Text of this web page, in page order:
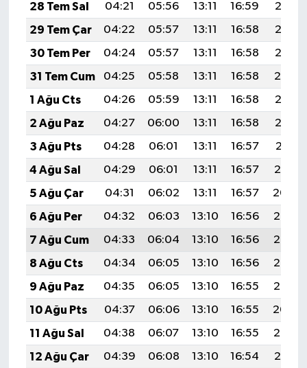
28 Tem Sal
04:21 05:56 13:11 16:59
20:16
29 Tem Çar
04:22 05:57 13:11 16:58
20:15
30 Tem Per
04:24 05:57 13:11 16:58
20:15
31 Tem Cum
04:25 05:58 13:11 16:58
20:14
1 Ağu Cts
04:26 05:59 13:11 16:58
20:13
2 Ağu Paz
04:27 06:00 13:11 16:58
20:12
3 Ağu Pts
04:28 06:01 13:11 16:57
20:11
4 Ağu Sal
04:29 06:01 13:11 16:57
20:10
5 Ağu Çar
04:31 06:02 13:11 16:57
20:09
6 Ağu Per
04:32 06:03 13:10 16:56
20:08
7 Ağu Cum
04:33 06:04 13:10 16:56
20:07
8 Ağu Cts
04:34 06:05 13:10 16:56
20:06
9 Ağu Paz
04:35 06:05 13:10 16:55
20:05
10 Ağu Pts
04:37 06:06 13:10 16:55
20:04
11 Ağu Sal
04:38 06:07 13:10 16:55
20:03
12 Ağu Çar
04:39 06:08 13:10 16:54
20:01